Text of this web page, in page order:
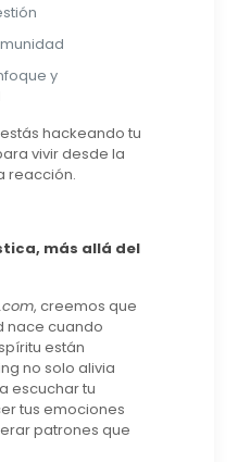
y
hackeando tu
vivir desde la
reacción.
más allá del
, creemos que
nace cuando
están
no solo alivia
escuchar tu
tus emociones
patrones que